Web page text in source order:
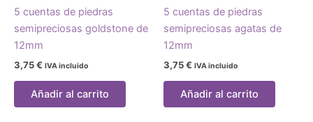
5 cuentas de piedras
semipreciosas goldstone de
12mm
3,75€ IVA incluido
Añadir al carrito
5 cuentas de piedras
semipreciosas agatas de
12mm
3,75€ IVA incluido
Añadir al carrito